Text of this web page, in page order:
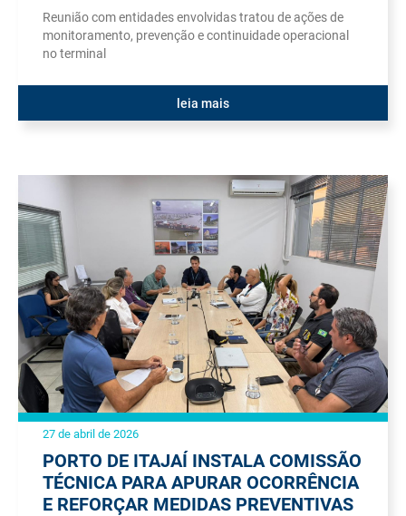
Reunião com entidades envolvidas tratou de ações de
monitoramento, prevenção e continuidade operacional
no terminal
leia mais
27 de abril de 2026
PORTO DE ITAJAÍ INSTALA COMISSÃO
TÉCNICA PARA APURAR OCORRÊNCIA
E REFORÇAR MEDIDAS PREVENTIVAS